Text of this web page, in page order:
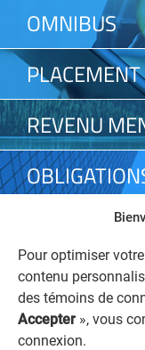
Pour optimiser
contenu
des témoins de
Accepter », vous
connexion.
OMNIBUS
PLACEMENT
REVENU
ACTIONS
ACTIONS